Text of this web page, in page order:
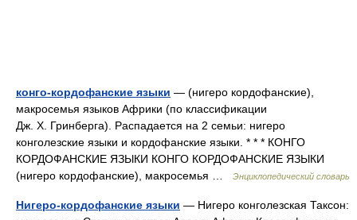
конго-кордофанские языки — (нигеро кордофанские),
макросемья языков Африки (по классификации
Дж. Х. Гринберга). Распадается на 2 семьи: нигеро
конголезские языки и кордофанские языки. * * * КОНГО
КОРДОФАНСКИЕ ЯЗЫКИ КОНГО КОРДОФАНСКИЕ ЯЗЫКИ
(нигеро кордофанские), макросемья …
Энциклопедический словарь
Нигеро-кордофанские языки — Нигеро конголезская Таксон: